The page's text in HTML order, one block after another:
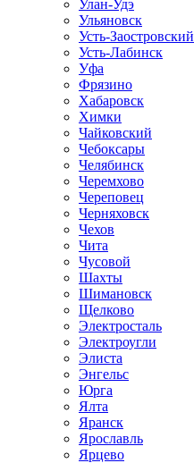
Улан-Удэ
Ульяновск
Усть-Заостровский
Усть-Лабинск
Уфа
Фрязино
Хабаровск
Химки
Чайковский
Чебоксары
Челябинск
Черемхово
Череповец
Черняховск
Чехов
Чита
Чусовой
Шахты
Шимановск
Щелково
Электросталь
Электроугли
Элиста
Энгельс
Юрга
Ялта
Яранск
Ярославль
Ярцево